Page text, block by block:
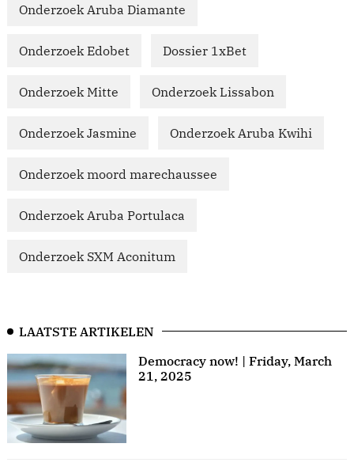
Onderzoek Aruba Diamante
Onderzoek Edobet Dossier 1xBet
Onderzoek Mitte Onderzoek Lissabon
Onderzoek Jasmine Onderzoek Aruba Kwihi
Onderzoek moord marechaussee
Onderzoek Aruba Portulaca
Onderzoek SXM Aconitum
LAATSTE ARTIKELEN
Democracy now! | Friday, March
21, 2025